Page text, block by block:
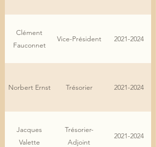
Clément
Fauconnet
Vice-Président 2021-2024
Norbert Ernst Trésorier 2021-2024
Jacques
Valette
Trésorier-
Adjoint
2021-2024